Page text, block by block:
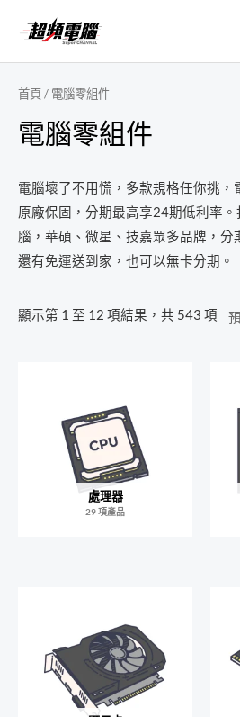
主
首頁/ 電腦零組件
電腦零組件
電腦壞了不用慌，多款規格任你挑，
原廠保固，分期最高享24期低利率
腦，華碩、微星、技嘉眾多品牌，分
還有免運送到家，也可以無卡分期。
顯示第 1 至 12 項結果，共 543 項
處理器
29 項產品